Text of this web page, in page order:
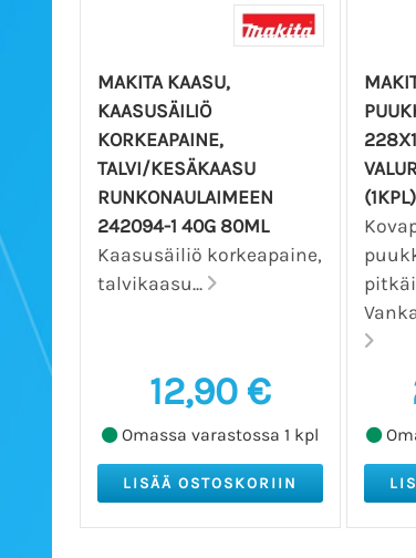
MAKITA KAASU,
KAASUSÄILIÖ
KORKEAPAINE,
TALVI/KESÄKAASU
RUNKONAULAIMEEN
242094-1 40G 80ML
Kaasusäiliö korkeapaine,
talvikaasu...
12,90 €
Omassa varastossa 1 kpl